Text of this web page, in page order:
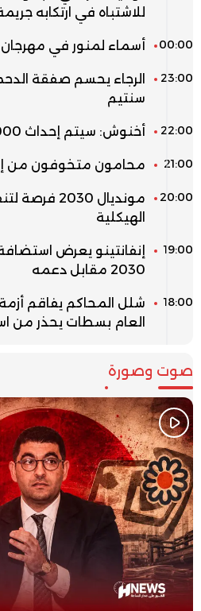
للاشتباه في ارتكابه
00:00 أسماء لمنور في مهرجان
23:00
سنتيم
22:00 أخنوش: سيتم إحداث 76.000 منصب شغل جديد
21:00 محامون متخوفون من
20:00
مونديال
الهيكلية
19:00
إنفانتينو يعرض
2030 مقابل دعمه
18:00
شلل المحاكم يفاقم
العام بسطات يحذر من
صوت وصورة